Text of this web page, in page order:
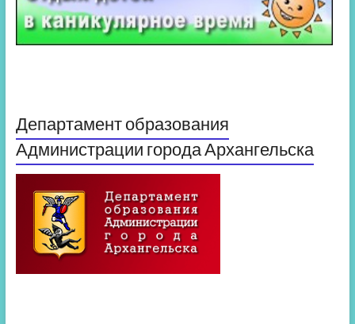
Департамент образования
Администрации города Архангельска